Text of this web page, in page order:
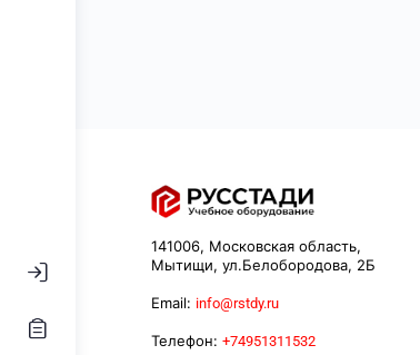
141006, Московская область,
Мытищи, ул.Белобородова, 2Б
Email: info@rstdy.ru
Телефон: +74951311532